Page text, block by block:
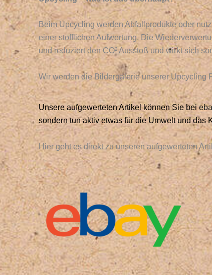
Beim Upcycling werden Abfallprodukte oder
einer stofflichen Aufwertung. Die
und reduziert den CO² Ausstoß und wirkt sich
Wir werden die Bildergalerie unserer Upcycling
Unsere aufgewerteten Artikel können Sie bei
sondern tun aktiv etwas für die Umwelt und das
Hier geht es direkt zu unseren aufgewerteten